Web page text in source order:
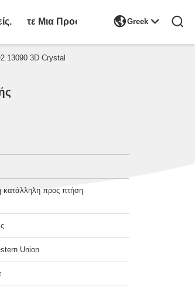
Μια Προσφορά Greek 
13090 3D Crystal
κατάλληλη προς πτήση
Union